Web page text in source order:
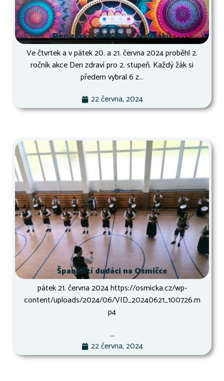
Den zdraví šesťáků a sedmáků
Ve čtvrtek a v pátek 20. a 21. června 2024 proběhl 2.
ročník akce Den zdraví pro 2. stupeň. Každý žák si
předem vybral 6 z...
22 června, 2024
Španělští dudáci na Osmičce
pátek 21. června 2024 https://osmicka.cz/wp-
content/uploads/2024/06/VID_20240621_100726.m
p4
...
22 června, 2024